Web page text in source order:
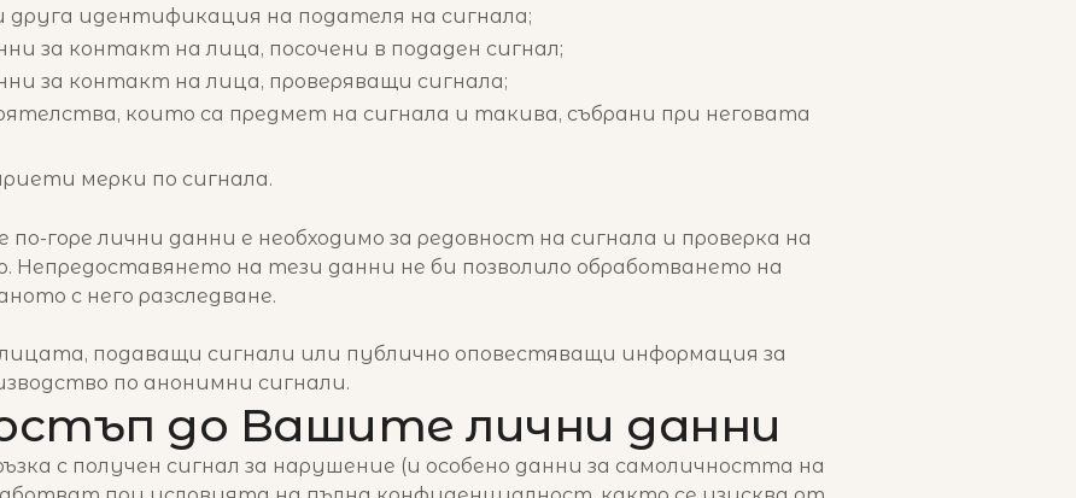
друга идентификация на подателя на сигнала;
за контакт на лица, посочени в подаден сигнал;
за контакт на лица, проверяващи сигнала;
които са предмет на сигнала и такива, събрани при неговата
мерки по сигнала.
горе лични данни е необходимо за редовност на сигнала и проверка на
Непредоставянето на тези данни не би позволило обработването на
с него разследване.
подаващи сигнали или публично оповестяващи информация за
по анонимни сигнали.
до Вашите лични данни
с получен сигнал за нарушение (и особено данни за самоличността на